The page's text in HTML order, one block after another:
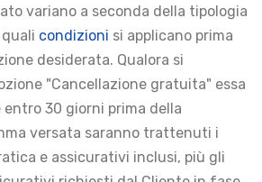
variano a seconda della tipologia
condizioni si applicano prima
desiderata. Qualora si
"Cancellazione gratuita" essa
30 giorni prima della
versata saranno trattenuti i
e assicurativi inclusi, più gli